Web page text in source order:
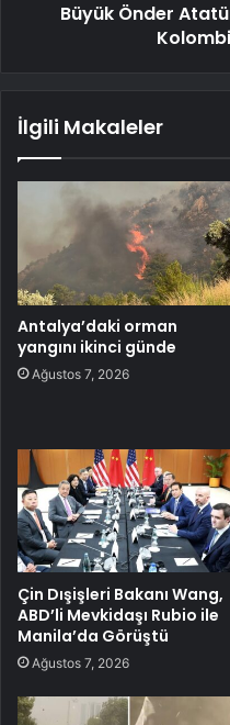
Büyük Önder
İlgili Makaleler
Antalya’daki orman
yangını ikinci günde
Ağustos 7, 2026
Çin Dışişleri Bakanı Wang,
ABD’li Mevkidaşı Rubio ile
Manila’da Görüştü
Ağustos 7, 2026